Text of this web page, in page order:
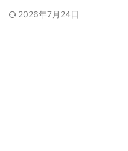
2026年7月24日